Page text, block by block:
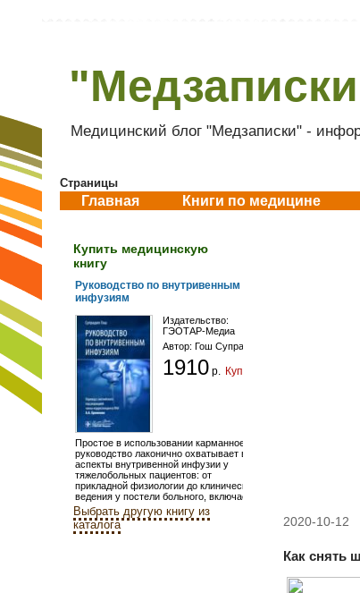
Медицинский блог "Медзаписки" -
Страницы
Главная Книги по медицине
2020-10-12
Как снять
Купить медицинскую
книгу
Руководство по внутривенным
инфузиям
Издательство:
ГЭОТАР-Медиа
Автор: Гош Супрадип
1910 р. Купить
Простое в использовании карманное
руководство лаконично охватывает все
аспекты внутривенной инфузии у
тяжелобольных пациентов: от
прикладной физиологии до клинического
ведения у постели больного, включает...
Выбрать другую книгу из
каталога